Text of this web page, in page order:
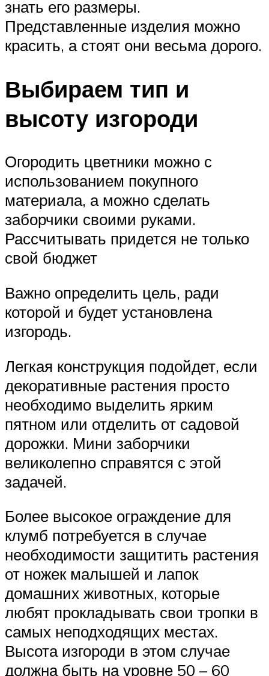
знать его размеры.
Представленные изделия можно
красить, а стоят они весьма дорого.
Выбираем тип и
высоту изгороди
Огородить цветники можно с
использованием покупного
материала, а можно сделать
заборчики своими руками.
Рассчитывать придется не только
свой бюджет
Важно определить цель, ради
которой и будет установлена
изгородь.
Легкая конструкция подойдет, если
декоративные растения просто
необходимо выделить ярким
пятном или отделить от садовой
дорожки. Мини заборчики
великолепно справятся с этой
задачей.
Более высокое ограждение для
клумб потребуется в случае
необходимости защитить растения
от ножек малышей и лапок
домашних животных, которые
любят прокладывать свои тропки в
самых неподходящих местах.
Высота изгороди в этом случае
должна быть на уровне 50 – 60